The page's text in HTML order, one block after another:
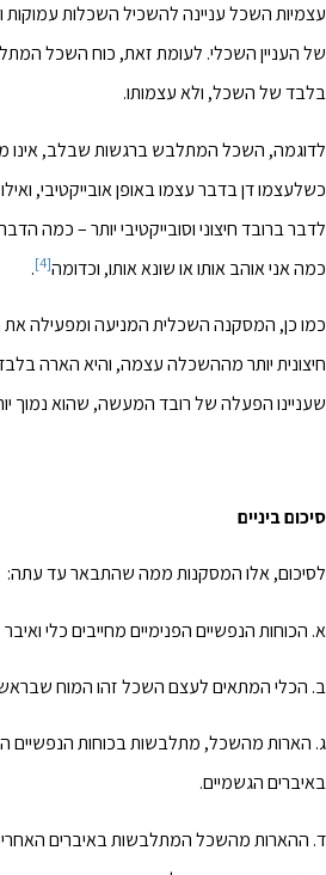
עצמיות השכל עניינה להשכיל השכלות עמוקות
של העניין השכלי. לעומת זאת, כוח השכל
בלבד של השכל, ולא עצמותו.
לדוגמה, השכל המתלבש ברגשות שבלב,
כשלעצמו דן בדבר עצמו באופן אובייקטיבי,
לדבר ברובד חיצוני וסובייקטיבי יותר – כמה
כמה אני אוהב אותו או שונא אותו, וכדומה[4]
.
כמו כן, המסקנה השכלית המניעה ומפעילה
חיצונית יותר מההשכלה עצמה, והיא הארה
שעניינו הפעלה של רובד המעשה, שהוא נמוך
סיכום ביניים
לסיכום, אלו המסקנות ממה שהתבאר עד עתה:
א. הכוחות הנפשיים הפנימיים מחייבים כלי
ב. הכלי המתאים לעצם השכל זהו המוח
ג. הארות מהשכל, מתלבשות בכוחות הנפשיים
באיברים הגשמיים.
ד. ההארות מהשכל המתלבשות באיברים